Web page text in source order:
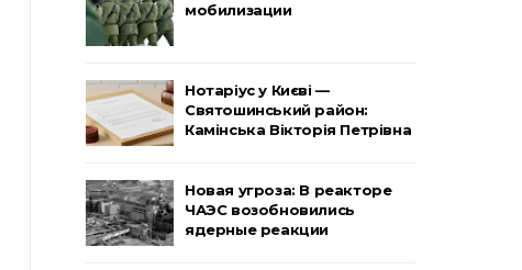
мобилизации
Нотаріус у Києві —
Святошинський район:
Камінська Вікторія Петрівна
Новая угроза: В реакторе
ЧАЭС возобновились
ядерные реакции